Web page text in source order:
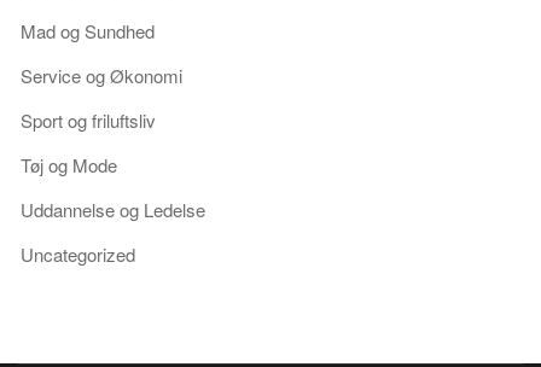
Mad og Sundhed
Service og Økonomi
Sport og friluftsliv
Tøj og Mode
Uddannelse og Ledelse
Uncategorized